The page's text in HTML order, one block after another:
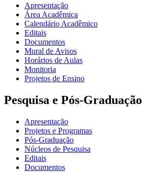
Apresentação
Área Acadêmica
Calendário Acadêmico
Editais
Documentos
Mural de Avisos
Horários de Aulas
Monitoria
Projetos de Ensino
Pesquisa e Pós-Graduação
Apresentação
Projetos e Programas
Pós-Graduação
Núcleos de Pesquisa
Editais
Documentos